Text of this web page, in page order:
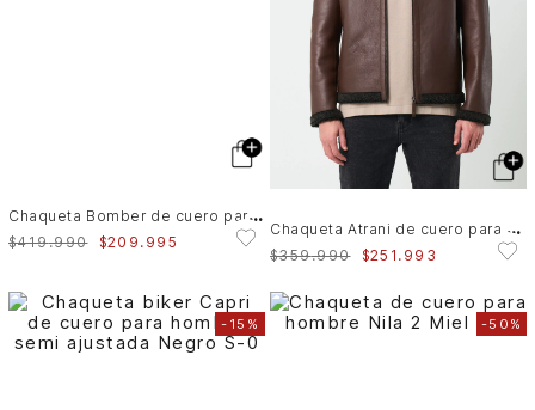
C
haqueta Bomber de cuero para hombre Meridian
$419.990 $209 . 995
C
haqueta Atrani de cuero para hombre semi ajustada
$359.990 $251 . 993
- 15% -50%